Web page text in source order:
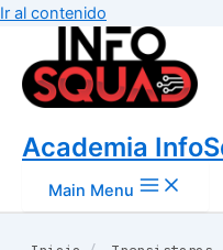
Ir al contenido
Academia
Main Menu